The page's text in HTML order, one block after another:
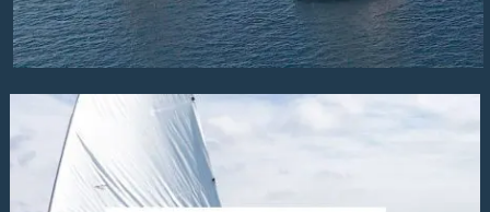
Escola de Vela